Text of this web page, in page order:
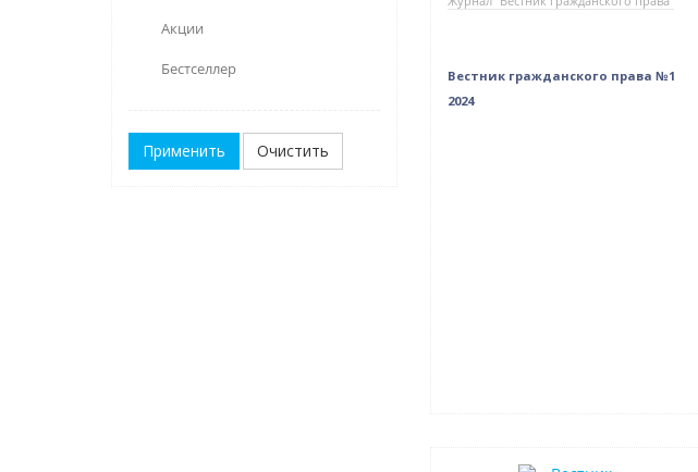
Акции
Бестселлер
Очистить
Вестник гражданского права №1
2024